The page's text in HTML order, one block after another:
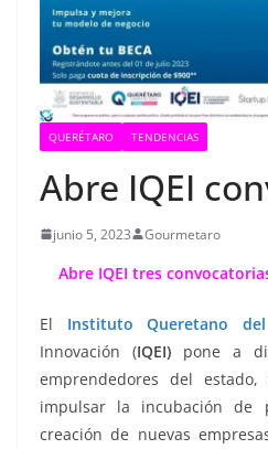
QUERÉTARO TENDENCIAS
Abre IQEI
junio 5, 2023 Gourmetaro
Abre IQEI tres
El Instituto Queretano del
Innovación (IQEI) pone a
emprendedores del
impulsar la incubación de
creación de nuevas